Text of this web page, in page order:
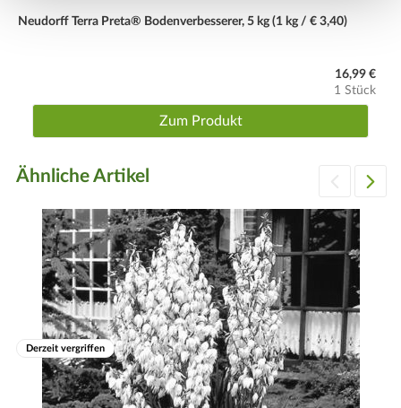
Neudorff Terra Preta® Bodenverbesserer, 5 kg (1 kg / € 3,40)
16,99 €
1 Stück
Zum Produkt
Ähnliche Artikel
Derzeit vergriffen